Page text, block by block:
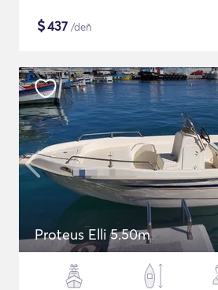
$437 /deň
Proteus Elli 5.50m